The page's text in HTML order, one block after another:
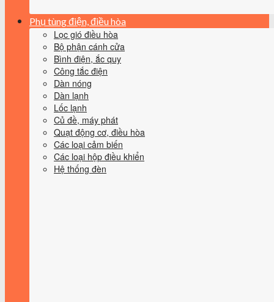
Phụ tùng điện, điều hòa
Lọc gió điều hòa
Bộ phận cánh cửa
Bình điện, ắc quy
Công tắc điện
Dàn nóng
Dàn lạnh
Lốc lạnh
Củ đề, máy phát
Quạt động cơ, điều hòa
Các loại cảm biến
Các loại hộp điều khiển
Hệ thống đèn